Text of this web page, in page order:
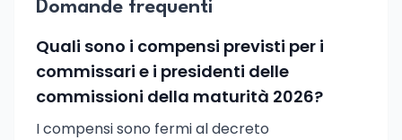
Domande frequenti
Quali sono i compensi previsti per i
commissari e i presidenti delle
commissioni della maturità 2026?
I compensi sono fermi al decreto